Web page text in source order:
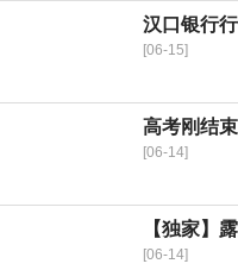
汉口银行
[06-15]
高考刚结
[06-14]
【独家】
[06-14]